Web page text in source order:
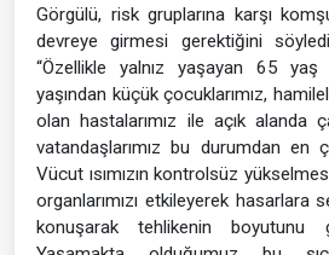
Görgülü, risk gruplarına karşı
devreye girmesi gerektiğini
“Özellikle yalnız yaşayan 65
yaşından küçük çocuklarımız,
olan hastalarımız ile açık alanda
vatandaşlarımız bu durumdan en
Vücut ısımızın kontrolsüz
organlarımızı etkileyerek hasarlara
konuşarak tehlikenin boyutunu